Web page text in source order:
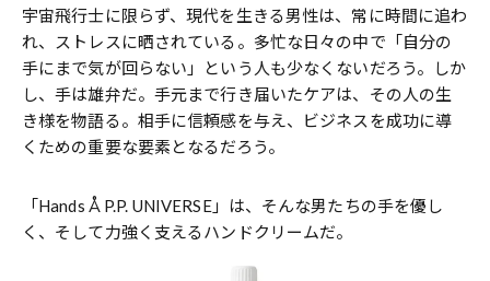
宇宙飛行士に限らず、現代を生きる男性は、常に時間に追わ
れ、ストレスに晒されている。多忙な日々の中で「自分の
手にまで気が回らない」という人も少なくないだろう。しか
し、手は雄弁だ。手元まで行き届いたケアは、その人の生
き様を物語る。相手に信頼感を与え、ビジネスを成功に導
くための重要な要素となるだろう。
「Hands Å P.P. UNIVERSE」は、そんな男たちの手を優し
く、そして力強く支えるハンドクリームだ。